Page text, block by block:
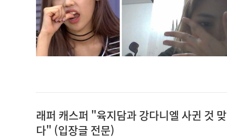
래퍼 캐스퍼 "육지담과 강다니엘 사귄 것 맞
다" (입장글 전문)